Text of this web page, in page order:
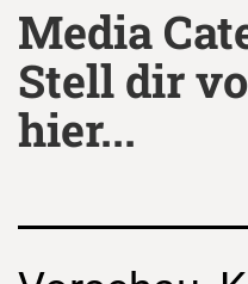
Media
Stell dir
hier...